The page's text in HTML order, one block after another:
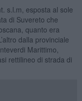
s.l.m, esposta al sole
di Suvereto che
quanto era
dalla provinciale
Marittimo,
rettilineo di strada di